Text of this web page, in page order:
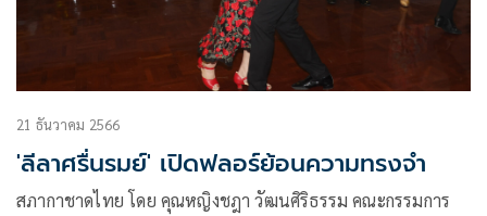
21 ธันวาคม 2566
'ลีลาศรื่นรมย์' เปิดฟลอร์ย้อนความทรงจำ
สภากาชาดไทย โดย คุณหญิงชฎา วัฒนศิริธรรม คณะกรรมการ